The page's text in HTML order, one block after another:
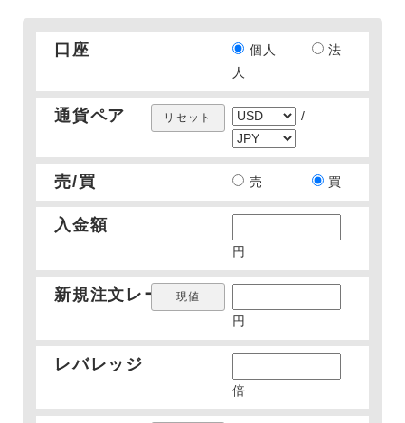
口座 個人
法
人
通貨ペア /
売/買 売 買
入金額
円
新規注文レート
円
レバレッジ
倍